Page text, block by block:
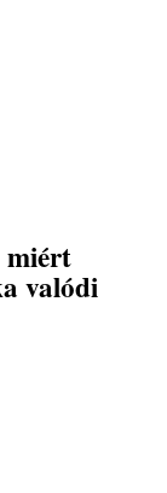
miért
valódi